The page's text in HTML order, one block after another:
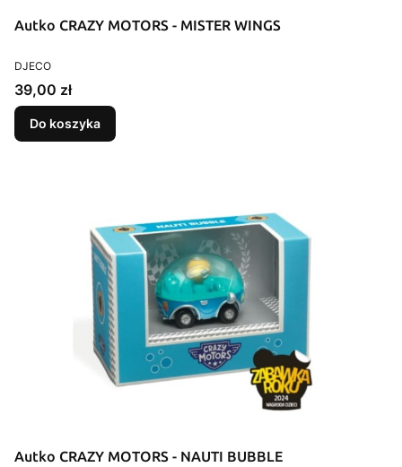
Autko CRAZY MOTORS - MISTER WINGS
PRODUCENT
DJECO
Cena
39,00 zł
Do koszyka
Autko CRAZY MOTORS - NAUTI BUBBLE